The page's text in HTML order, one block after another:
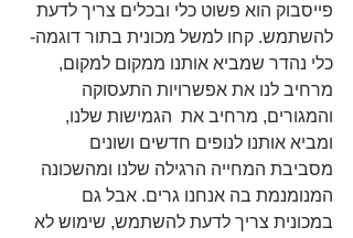
פייסבוק הוא פשוט כלי ובכלים צריך לדעת
להשתמש. קחו למשל מכונית בתור דוגמה-
כלי נהדר שמביא אותנו ממקום למקום,
מרחיב לנו את אפשרויות התעסוקה
והמגורים, מרחיב את  הגמישות שלנו,
ומביא אותנו לנופים חדשים ושונים
מסביבת המחייה הרגילה שלנו ומהשכונה
המנומנמת בה אנחנו גרים. אבל גם
במכונית צריך לדעת להשתמש, שימוש לא